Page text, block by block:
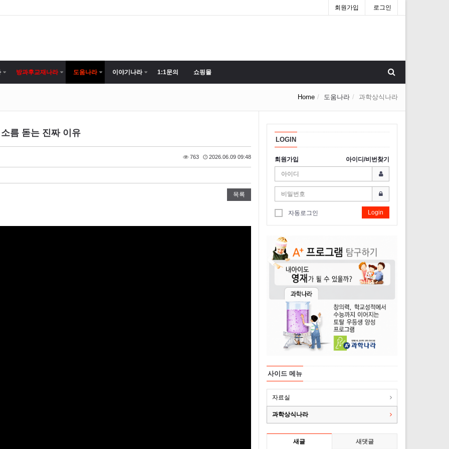
회원가입 로그인
방과후교재나라 도움나라 이야기나라 1:1문의 쇼핑몰
Home 도움나라 과학상식나라
름 돋는 진짜 이유
763 2026.06.09 09:48
목록
LOGIN
회원가입 아이디/비번찾기
자동로그인 Login
사이드 메뉴
자료실
과학상식나라
새글 새댓글